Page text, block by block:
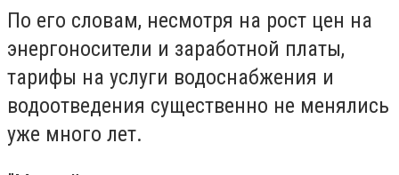
По его словам, несмотря на рост цен на
энергоносители и заработной платы,
тарифы на услуги водоснабжения и
водоотведения существенно не менялись
уже много лет.